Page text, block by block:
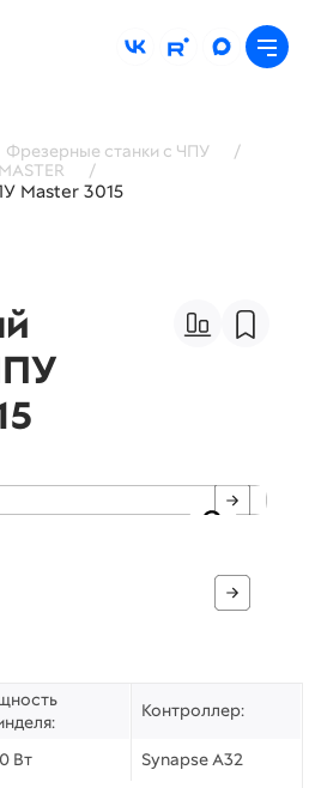
Фрезерные станки с ЧПУ
/
/
Master 3015
Вт
Контроллер:
Synapse A32